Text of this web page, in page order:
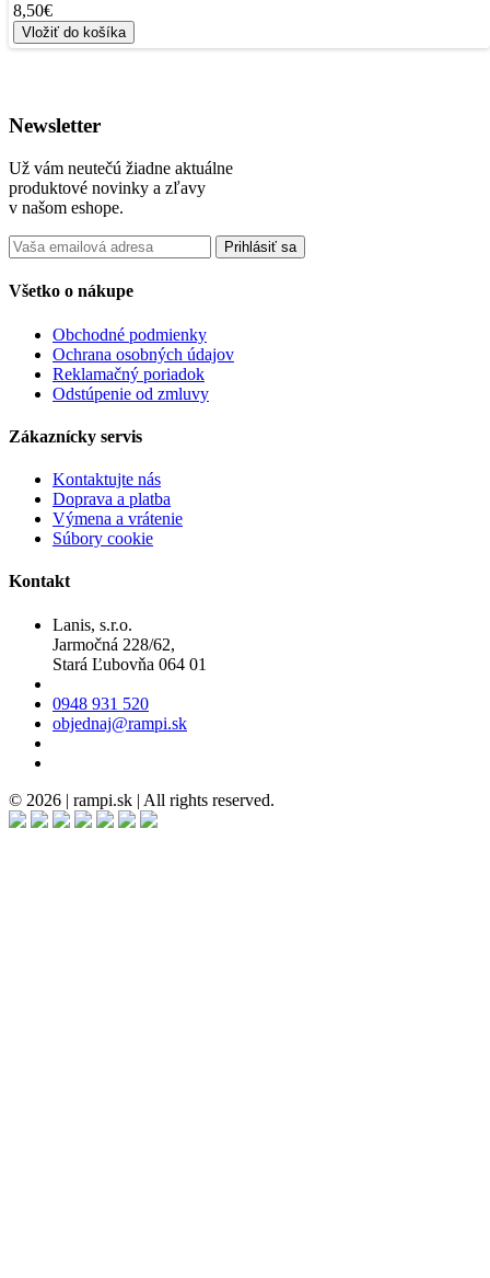
8,50€
Vložiť do košíka
Newsletter
Už vám neutečú žiadne aktuálne
produktové novinky a zľavy
v našom eshope.
Prihlásiť sa
Všetko o nákupe
Obchodné podmienky
Ochrana osobných údajov
Reklamačný poriadok
Odstúpenie od zmluvy
Zákaznícky servis
Kontaktujte nás
Doprava a platba
Výmena a vrátenie
Súbory cookie
Kontakt
Lanis, s.r.o.
Jarmočná 228/62,
Stará Ľubovňa 064 01
0948 931 520
objednaj@rampi.sk
© 2026 | rampi.sk | All rights reserved.